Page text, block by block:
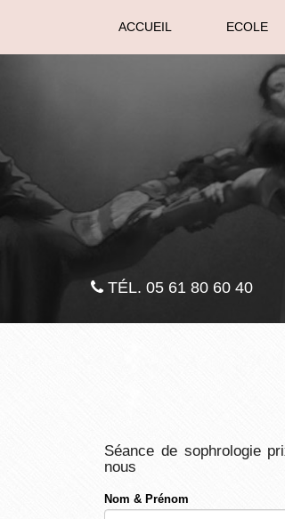
ACCUEIL ECOLE
TÉL. 05 61 80 60 40
Séance de sophrologie
nous
Nom & Prénom